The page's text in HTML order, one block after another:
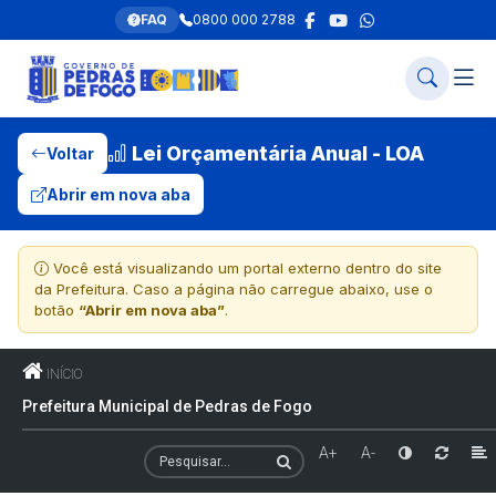
FAQ 0800 000 2788
Voltar Lei Orçamentária Anual - LOA
Abrir em nova aba
Você está visualizando um portal externo dentro do site
da Prefeitura. Caso a página não carregue abaixo, use o
botão “Abrir em nova aba”.